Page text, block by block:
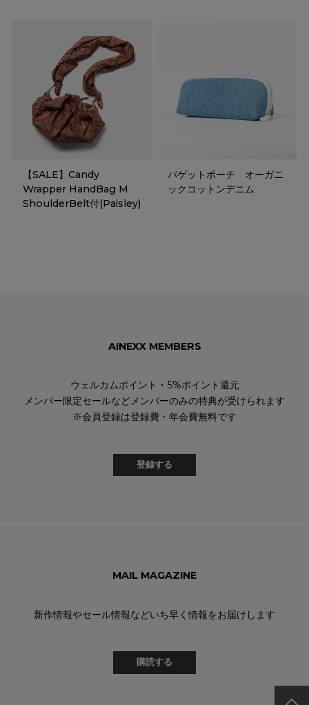
【SALE】Candy
Wrapper HandBag M
ShoulderBelt付(Paisley)
バゲットポーチ オーガニ
ックコットンデニム
AINEXX MEMBERS
ウェルカムポイント・5%ポイント還元
メンバー限定セールなどメンバーのみの特典が受けられます
※会員登録は登録費・年会費無料です
登録する
MAIL MAGAZINE
新作情報やセール情報などいち早く情報をお届けします
購読する